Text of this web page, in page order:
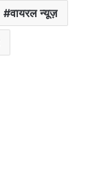
वायरल न्यूज़